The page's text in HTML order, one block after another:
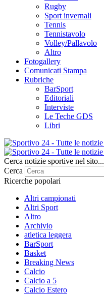
Rugby
Sport invernali
Tennis
Tennistavolo
Volley/Pallavolo
Altro
Fotogallery
Comunicati Stampa
Rubriche
BarSport
Editoriali
Interviste
Le Teche GDS
Libri
Cerca notizie sportive nel sito...
Cerca
Ricerche popolari
Altri campionati
Altri Sport
Altro
Archivio
atletica leggera
BarSport
Basket
Breaking News
Calcio
Calcio a 5
Calcio Estero